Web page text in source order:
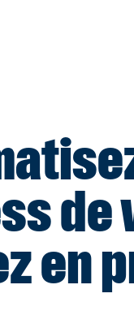
de
en